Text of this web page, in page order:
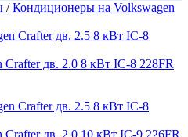
/ Кондиционеры на Volkswagen
дв. 2.0 8 кВт IC-8 228FR
дв. 2.0 10 кВт IC-9 226FR